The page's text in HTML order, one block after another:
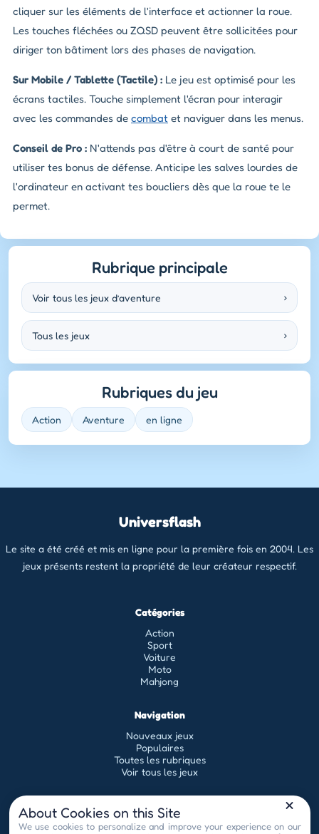
cliquer sur les éléments de l'interface et actionner la roue.
Les touches fléchées ou ZQSD peuvent être sollicitées pour
diriger ton bâtiment lors des phases de navigation.
Sur Mobile / Tablette (Tactile) : Le jeu est optimisé pour les
écrans tactiles. Touche simplement l'écran pour interagir
avec les commandes de combat et naviguer dans les menus.
Conseil de Pro : N'attends pas d'être à court de santé pour
utiliser tes bonus de défense. Anticipe les salves lourdes de
l'ordinateur en activant tes boucliers dès que la roue te le
permet.
Rubrique principale
Voir tous les jeux d’aventure ›
Tous les jeux ›
Rubriques du jeu
Action Aventure en ligne
Universflash
Le site a été créé et mis en ligne pour la première fois en 2004. Les
jeux présents restent la propriété de leur créateur respectif.
Catégories
Action
Sport
Voiture
Moto
Mahjong
Navigation
Nouveaux jeux
Populaires
Toutes les rubriques
Voir tous les jeux
Légal
Conditions générales d'utilisation
About Cookies on this Site
We use cookies to personalize and improve your experience on our